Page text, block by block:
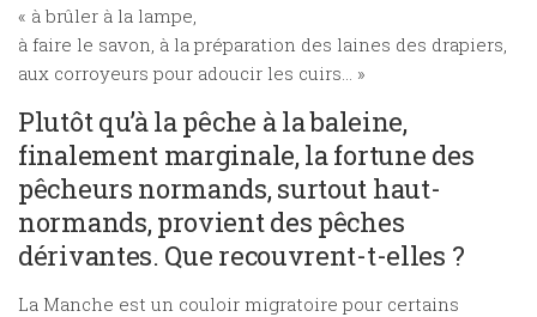
« à brûler à la lampe,
à faire le savon, à la préparation des laines des drapiers,
aux corroyeurs pour adoucir les cuirs… »
Plutôt qu’à la pêche à la baleine,
finalement marginale, la fortune des
pêcheurs normands, surtout haut-
normands, provient des pêches
dérivantes. Que recouvrent-t-elles ?
La Manche est un couloir migratoire pour certains